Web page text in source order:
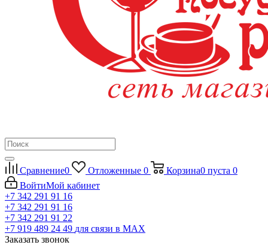
Сравнение0 Отложенные 0 Корзина0 пуста 0
ВойтиМой кабинет
+7 342 291 91 16
+7 342 291 91 16
+7 342 291 91 22
+7 919 489 24 49 для связи в МАХ
Заказать звонок